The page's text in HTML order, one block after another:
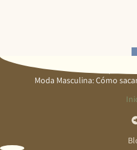
Moda Masculina: Cómo